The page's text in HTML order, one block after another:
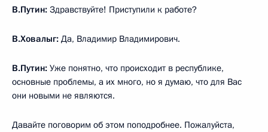
В.Путин: Здравствуйте! Приступили к работе?
В.Ховалыг: Да, Владимир Владимирович.
В.Путин: Уже понятно, что происходит в республике,
основные проблемы, а их много, но я думаю, что для Вас
они новыми не являются.
Давайте поговорим об этом поподробнее. Пожалуйста,